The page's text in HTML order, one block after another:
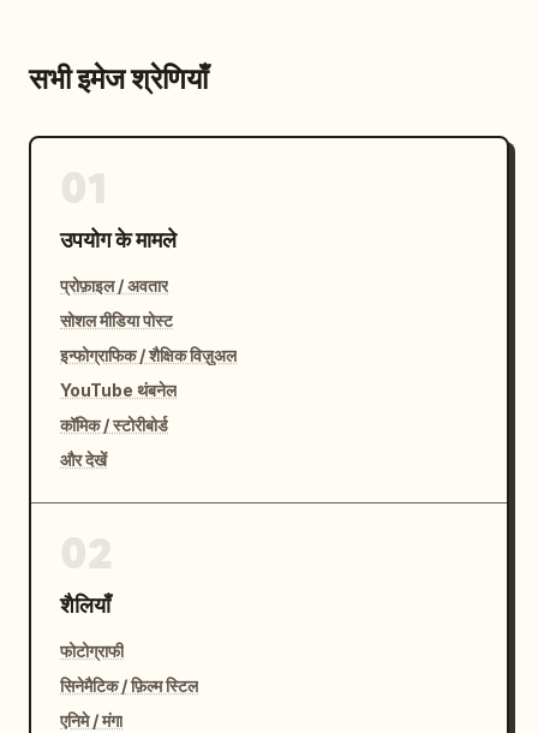
सभी इमेज श्रेणियाँ
उपयोग के मामले
प्रोफ़ाइल / अवतार
सोशल मीडिया पोस्ट
इन्फोग्राफिक / शैक्षिक विज़ुअल
YouTube थंबनेल
कॉमिक / स्टोरीबोर्ड
और देखें
शैलियाँ
फोटोग्राफी
सिनेमैटिक / फ़िल्म स्टिल
एनिमे / मंगा